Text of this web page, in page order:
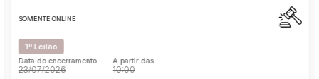
SOMENTE ONLINE
1º Leilão
Data do encerramento
23/07/2026
A partir das
10:00